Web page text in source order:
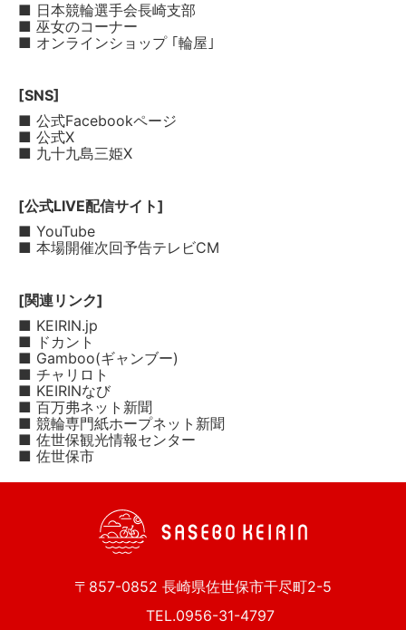
■ 日本競輪選手会長崎支部
■ 巫女のコーナー
■ オンラインショップ ｢輪屋｣
[SNS]
■ 公式Facebookページ
■ 公式X
■ 九十九島三姫X
[公式LIVE配信サイト]
■ YouTube
■ 本場開催次回予告テレビCM
[関連リンク]
■ KEIRIN.jp
■ ドカント
■ Gamboo(ギャンブー)
■ チャリロト
■ KEIRINなび
■ 百万弗ネット新聞
■ 競輪専門紙ホープネット新聞
■ 佐世保観光情報センター
■ 佐世保市
〒857-0852 長崎県佐世保市干尽町2-5
TEL.0956-31-4797